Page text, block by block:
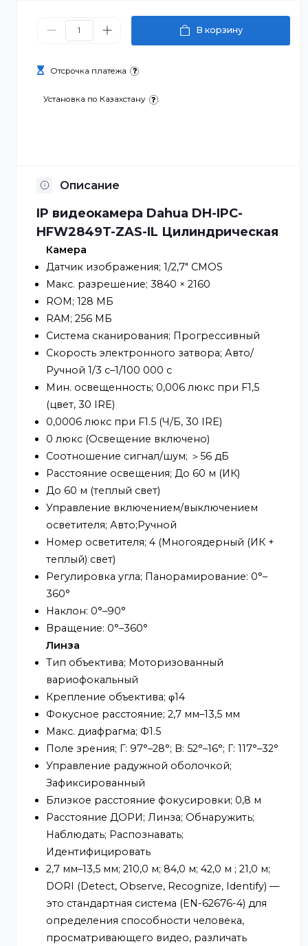
201 990 ₸
Установка по Казахстану
Описание
IP видеокамера Dahua DH-IPC-
HFW2849T-ZAS-IL
Камера
Датчик изображения; 1/2,7" CMOS
Макс. разрешение; 3840 × 2160
ROM; 128 МБ
RAM; 256 МБ
Система сканирования; Прогрессивный
Скорость электронного затвора; Авто/
Ручной 1/3 с–1/100 000 с
Мин. освещенность; 0,006 люкс при F1,5
(цвет, 30 IRE)
0,0006 люкс при F1.5 (Ч/Б, 30 IRE)
0 люкс (Освещение включено)
Соотношение сигнал/шум; ＞56 дБ
Расстояние освещения; До 60 м (ИК)
До 60 м (теплый свет)
Управление включением/выключением
осветителя; Авто;Ручной
Номер осветителя; 4 (Многоядерный (ИК +
теплый) свет)
Регулировка угла; Панорамирование: 0°–
360°
Наклон: 0°–90°
Вращение: 0°–360°
Линза
Тип объектива; Моторизованный
вариофокальный
Крепление объектива; φ14
Фокусное расстояние; 2,7 мм–13,5 мм
Макс. диафрагма; Ф1.5
Поле зрения; Г: 97°–28°; В: 52°–16°; Г:
Управление радужной оболочкой;
Зафиксированный